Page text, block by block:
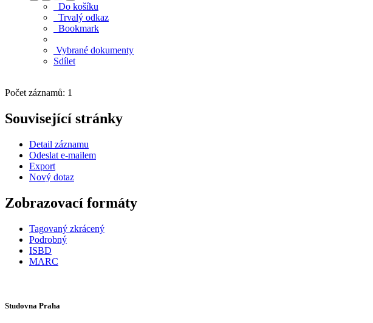
Do košíku
Trvalý odkaz
Bookmark
Vybrané dokumenty
Sdílet
Počet záznamů: 1
Související stránky
Detail záznamu
Odeslat e-mailem
Export
Nový dotaz
Zobrazovací formáty
Tagovaný zkrácený
Podrobný
ISBD
MARC
Studovna Praha